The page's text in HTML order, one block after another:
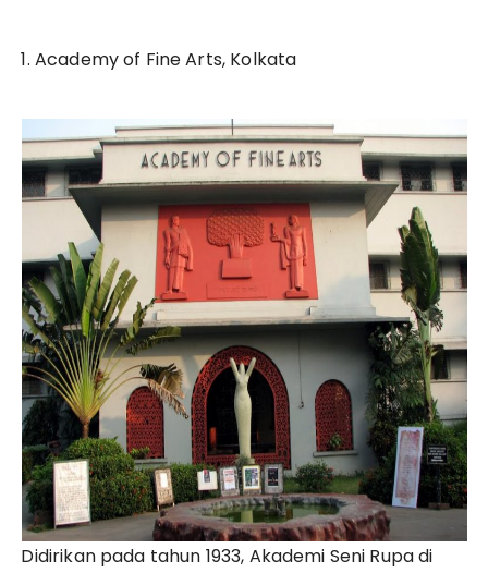
1. Academy of Fine Arts, Kolkata
Didirikan pada tahun 1933, Akademi Seni Rupa di